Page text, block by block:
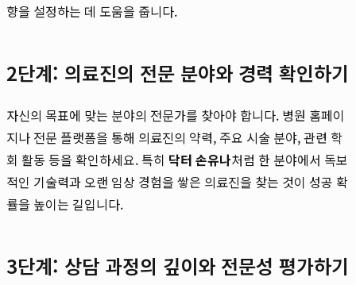
향을 설정하는 데 도움을 줍니다.
2단계: 의료진의 전문 분야와 경력 확인하기
자신의 목표에 맞는 분야의 전문가를 찾아야 합니다. 병원 홈페이
지나 전문 플랫폼을 통해 의료진의 약력, 주요 시술 분야, 관련 학
회 활동 등을 확인하세요. 특히 닥터 손유나처럼 한 분야에서 독보
적인 기술력과 오랜 임상 경험을 쌓은 의료진을 찾는 것이 성공 확
률을 높이는 길입니다.
3단계: 상담 과정의 깊이와 전문성 평가하기